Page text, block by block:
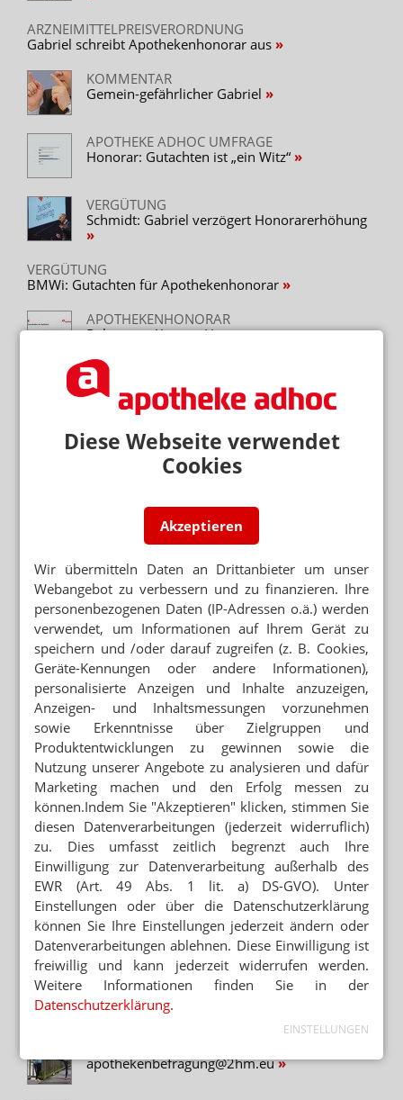
Diese Webseite verwendet
Cookies
Akzeptieren
Wir übermitteln Daten an Drittanbieter um unser
Webangebot zu verbessern und zu finanzieren. Ihre
personenbezogenen Daten (IP-Adressen o.ä.) werden
verwendet, um Informationen auf Ihrem Gerät zu
speichern und /oder darauf zugreifen (z. B. Cookies,
Geräte-Kennungen oder andere Informationen),
personalisierte Anzeigen und Inhalte anzuzeigen,
Anzeigen- und Inhaltsmessungen vorzunehmen
sowie Erkenntnisse über Zielgruppen und
Produktentwicklungen zu gewinnen sowie die
Nutzung unserer Angebote zu analysieren und dafür
Marketing machen und den Erfolg messen zu
können.Indem Sie "Akzeptieren" klicken, stimmen Sie
diesen Datenverarbeitungen (jederzeit widerruflich)
zu. Dies umfasst zeitlich begrenzt auch Ihre
Einwilligung zur Datenverarbeitung außerhalb des
EWR (Art. 49 Abs. 1 lit. a) DS-GVO). Unter
Einstellungen oder über die Datenschutzerklärung
können Sie Ihre Einstellungen jederzeit ändern oder
Datenverarbeitungen ablehnen. Diese Einwilligung ist
freiwillig und kann jederzeit widerrufen werden.
Weitere Informationen finden Sie in der
Datenschutzerklärung.
EINSTELLUNGEN
ARZNEIMITTELPREISVERORDNUNG
Gabriel schreibt Apothekenhonorar aus
KOMMENTAR
Gemein-gefährlicher Gabriel
APOTHEKE ADHOC UMFRAGE
Honorar: Gutachten ist „ein Witz“
VERGÜTUNG
Schmidt: Gabriel verzögert Honorarerhöhung
VERGÜTUNG
BMWi: Gutachten für Apothekenhonorar
APOTHEKENHONORAR
Rohertrag, Kosten, Honorar
APOTHEKENHONORAR
BMG vertröstet Apotheker
APOTHEKENHONORAR
ABDA verzichtet auf höheres Fixum
APOTHEKENHONORAR
Zahlenkrieg um Apotheken
Neuere Artikel zum Thema
APOTHEKENHONORAR
Wirtschaftsausschuss befragt 2hm-Gutachterin
BMWI-GUTACHTEN
Apothekenhonorar: Zwei Milliarden Euro zu
viel
APOTHEKENVERGÜTUNG
Honorargutachten erst nach der Wahl
2HM-BEFRAGUNG
1000 Apotheker haben mitgemacht
APOTHEKENHONORAR
2hm will Rezepturprofil
APOTHEKENHONORAR
2hm: Apotheker können Einfluss nehmen
APOTHEKENHONORAR
ABDA wusste von nichts
apothekenbefragung@2hm.eu